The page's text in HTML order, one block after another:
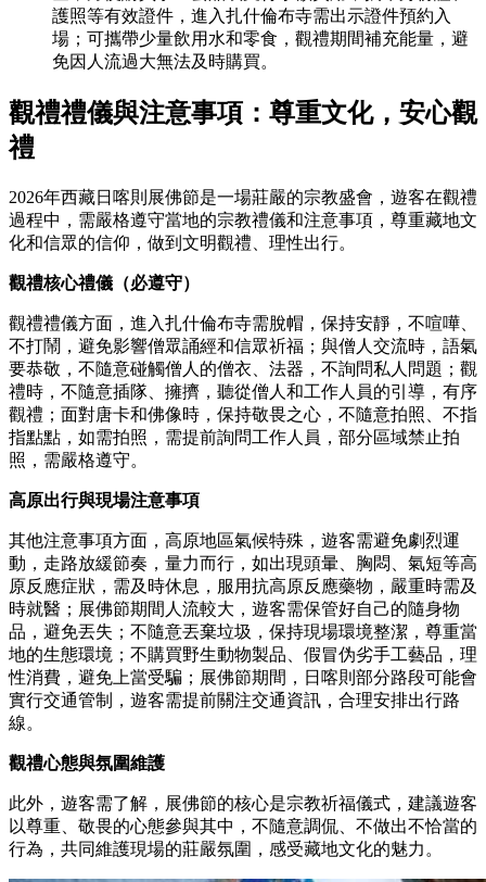
護照等有效證件，進入扎什倫布寺需出示證件預約入
場；可攜帶少量飲用水和零食，觀禮期間補充能量，避
免因人流過大無法及時購買。
觀禮禮儀與注意事項 ： 尊重文化，安心觀
禮
2026年西藏日喀則展佛節是一場莊嚴的宗教盛會，遊客在觀禮
過程中，需嚴格遵守當地的宗教禮儀和注意事項，尊重藏地文
化和信眾的信仰，做到文明觀禮、理性出行。
觀禮核心禮儀（必遵守）
觀禮禮儀方面，進入扎什倫布寺需脫帽，保持安靜，不喧嘩、
不打鬧，避免影響僧眾誦經和信眾祈福；與僧人交流時，語氣
要恭敬，不隨意碰觸僧人的僧衣、法器，不詢問私人問題；觀
禮時，不隨意插隊、擁擠，聽從僧人和工作人員的引導，有序
觀禮；面對唐卡和佛像時，保持敬畏之心，不隨意拍照、不指
指點點，如需拍照，需提前詢問工作人員，部分區域禁止拍
照，需嚴格遵守。
高原出行與現場注意事項
其他注意事項方面，高原地區氣候特殊，遊客需避免劇烈運
動，走路放緩節奏，量力而行，如出現頭暈、胸悶、氣短等高
原反應症狀，需及時休息，服用抗高原反應藥物，嚴重時需及
時就醫；展佛節期間人流較大，遊客需保管好自己的隨身物
品，避免丟失；不隨意丟棄垃圾，保持現場環境整潔，尊重當
地的生態環境；不購買野生動物製品、假冒伪劣手工藝品，理
性消費，避免上當受騙；展佛節期間，日喀則部分路段可能會
實行交通管制，遊客需提前關注交通資訊，合理安排出行路
線。
觀禮心態與氛圍維護
此外，遊客需了解，展佛節的核心是宗教祈福儀式，建議遊客
以尊重、敬畏的心態參與其中，不隨意調侃、不做出不恰當的
行為，共同維護現場的莊嚴氛圍，感受藏地文化的魅力。